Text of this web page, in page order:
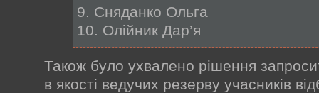
9. Сняданко Ольга
10. Олійник Дар’я
Також було ухвалено рішення
в якості ведучих резерву учасників